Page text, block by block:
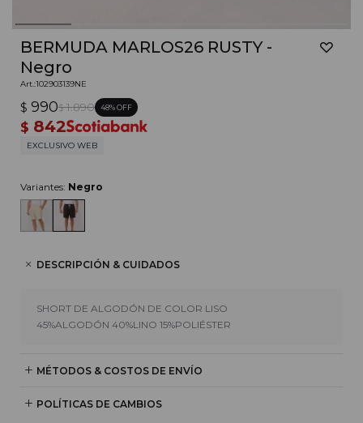
BERMUDA MARLOS26 RUSTY -
Negro
102903139NE
$ 990$ 1.890 48
$ 842
EXCLUSIVO WEB
Variantes: Negro
DESCRIPCIÓN & CUIDADOS
SHORT DE ALGODÓN DE COLOR LISO
45%ALGODÓN 40%LINO 15%POLIÉSTER
MÉTODOS & COSTOS DE ENVÍO
POLÍTICAS DE CAMBIOS